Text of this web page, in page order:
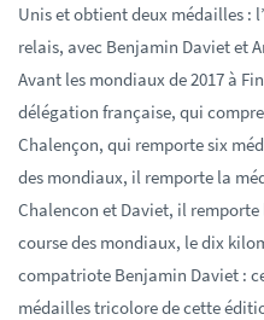
Unis et obtient deux médailles :
relais, avec Benjamin Daviet et
Avant les mondiaux de 2017 à
délégation française, qui
Chalençon, qui remporte six
des mondiaux, il remporte la
Chalencon et Daviet, il
course des mondiaux, le dix
compatriote Benjamin Daviet :
médailles tricolore de cette